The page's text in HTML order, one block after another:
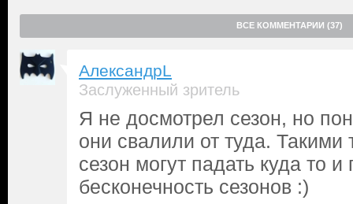
ВСЕ КОММЕНТАРИИ (37)
АлександрL
Заслуженный зритель
Я не досмотрел сезон, но
они свалили от туда.
сезон могут падать куда то и
бесконечность сезонов :)